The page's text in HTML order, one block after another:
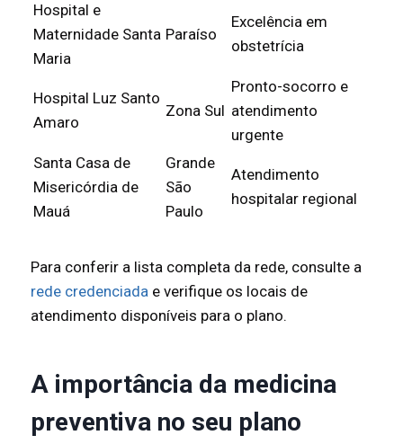
Hospital e
Maternidade Santa
Maria
Paraíso
Excelência em
obstetrícia
Hospital Luz Santo
Amaro
Zona Sul
Pronto-socorro e
atendimento
urgente
Santa Casa de
Misericórdia de
Mauá
Grande
São
Paulo
Atendimento
hospitalar regional
Para conferir a lista completa da rede, consulte a
rede credenciada e verifique os locais de
atendimento disponíveis para o plano.
A importância da medicina
preventiva no seu plano